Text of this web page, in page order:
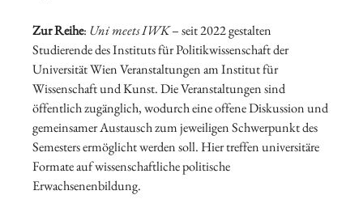
Zur Reihe: Uni meets IWK– seit 2022 gestalten
Studierende des Instituts für Politikwissenschaft der
Universität Wien Veranstaltungen am Institut für
Wissenschaft und Kunst. Die Veranstaltungen sind
öffentlich zugänglich, wodurch eine offene Diskussion und
gemeinsamer Austausch zum jeweiligen Schwerpunkt des
Semesters ermöglicht werden soll. Hier treffen universitäre
Formate auf wissenschaftliche politische
Erwachsenenbildung.